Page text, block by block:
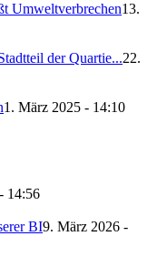
Umweltverbrechen13.
der Quartie...22.
1. März 2025 - 14:10
14:56
BI9. März 2026 -